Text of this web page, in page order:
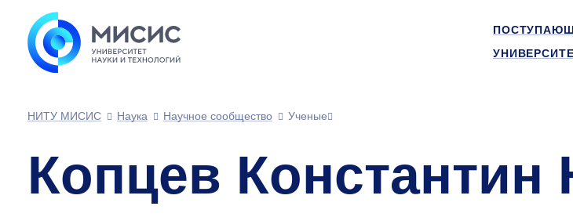
НИТУ МИСИС
Наука Научное сообщество Ученые
Копцев Константин